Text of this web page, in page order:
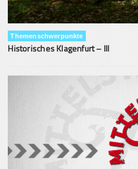
Themenschwerpunkte
Historisches Klagenfurt – III